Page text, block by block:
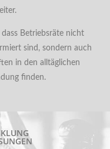
Betriebsräte nicht
sind, sondern auch
in den alltäglichen
finden.